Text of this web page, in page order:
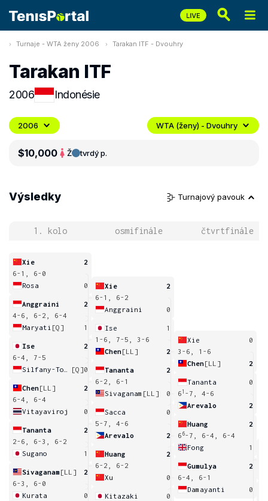
Turnaje - WTA ženy 2006 Tarakan ITF - Dvouhry
Tarakan ITF
2006 Indonésie
2006 WTA (ženy) - Dvouhry
$10,000 Ž tvrdý p.
Výsledky Turnajový pavouk
1. kolo osmifinále čtvrtfinále
Xie
2
6-1, 6-0
Rosa
0
Anggraini
2
4-6, 6-2, 6-4
Maryati [Q] 1
Ise
2
6-4, 7-5
[Q]0
Chen[LL]
2
6-4, 6-4
Vitayaviroj
0
Tananta
2
2-6, 6-3, 6-2
Sugano
1
Sivaganam[LL]
2
6-3, 6-0
Kurata
0
Xie
2
6-1, 6-2
Anggraini
0
Ise
1
1-6, 7-5, 3-6
Chen[LL] 2
Tananta
2
6-2, 6-1
Sivaganam [LL] 0
Sacca
0
5-7, 4-6
Arevalo
2
Huang
2
6-2, 6-2
Xu
0
Kitazaki
0
Xie
0
3-6, 1-6
Chen[LL] 2
Tananta
0
6 1 -7, 4-6
Arevalo
2
Huang
2
6 6-7, 6-4, 6-4
Fong
1
Gumulya
2
6-4, 6-1
Damayanti
0